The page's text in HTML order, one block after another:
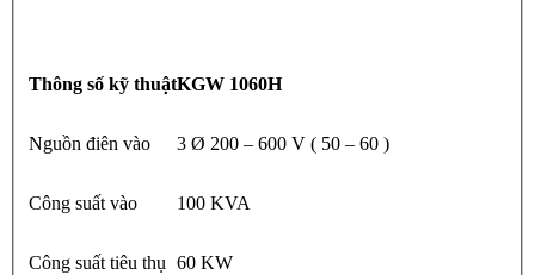
Thông số kỹ thuậtKGW 1060H
Nguồn điên vào 3 Ø 200 – 600 V ( 50 – 60 )
Công suất vào 100 KVA
Công suất tiêu thụ 60 KW